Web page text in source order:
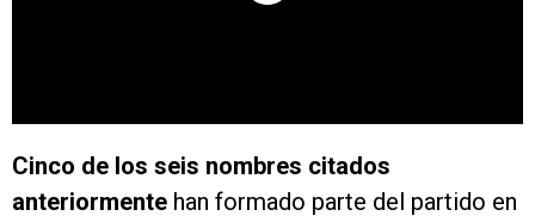
Cinco de los seis nombres citados
anteriormente han formado parte del partido en